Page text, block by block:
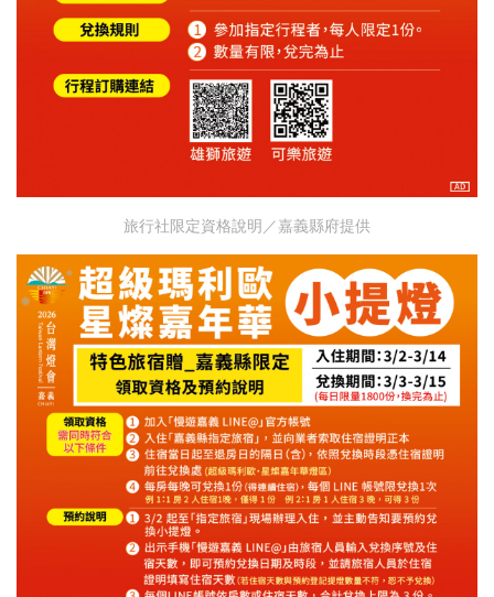
旅行社限定資格說明／嘉義縣府提供